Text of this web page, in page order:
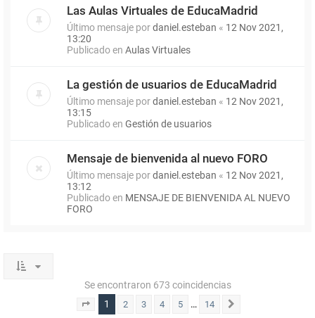
Las Aulas Virtuales de EducaMadrid
Último mensaje pordaniel.esteban « 12 Nov 2021,
13:20
Publicado en Aulas Virtuales
La gestión de usuarios de EducaMadrid
Último mensaje pordaniel.esteban « 12 Nov 2021,
13:15
Publicado en Gestión de usuarios
Mensaje de bienvenida al nuevo FORO
Último mensaje pordaniel.esteban « 12 Nov 2021,
13:12
Publicado en MENSAJE DE BIENVENIDA AL NUEVO
FORO
Se encontraron 673 coincidencias
Página 1de 14
1 2 3 4 5 … 14